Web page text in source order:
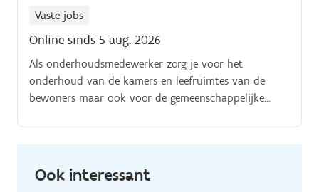
Vaste jobs
Online sinds 5 aug. 2026
Als onderhoudsmedewerker zorg je voor het
onderhoud van de kamers en leefruimtes van de
bewoners maar ook voor de gemeenschappelijke
aan een nette, veilige en aangename omgeving Je
hygiëne Je werkt discreet en respectvol met aandacht
voor de gewoontes van de bewoner Soms kunnen
Ook interessant